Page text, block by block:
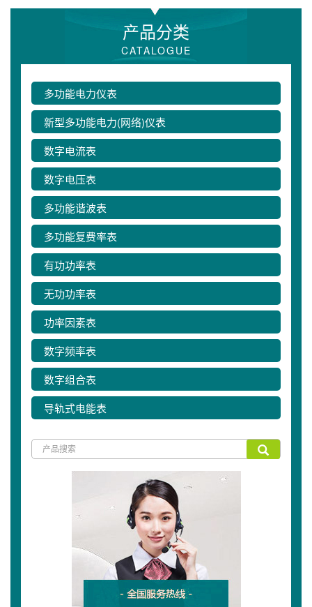
产品分类
CATALOGUE
多功能电力仪表
新型多功能电力(网络)仪表
数字电流表
数字电压表
多功能谐波表
多功能复费率表
有功功率表
无功功率表
功率因素表
数字频率表
数字组合表
导轨式电能表